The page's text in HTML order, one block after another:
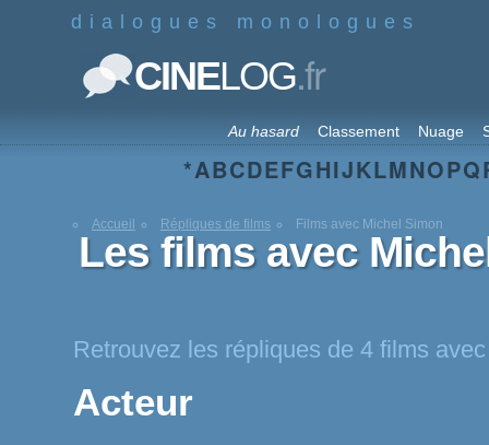
dialogues monologues
CINELOG.fr
Au hasard Classement Nuage
*ABCDEFGHIJKLMNOPQ
Accueil Répliques de films Films avec Michel Simon
Les films avec
Retrouvez les répliques de 4 films
Acteur